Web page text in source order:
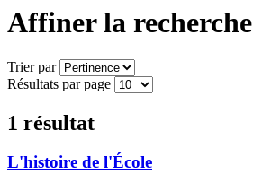
Affiner la recherche
Trier par
Résultats par page
1 résultat
L'histoire de l'École